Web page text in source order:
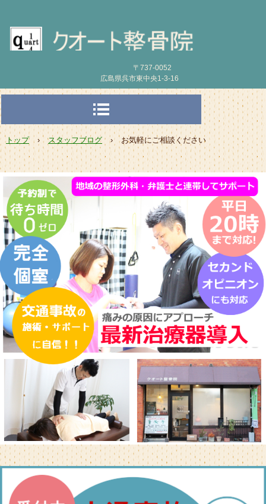
〒737-0052
広島県呉市東中央1-3-16
トップ › スタッフブログ › お気軽にご相談ください